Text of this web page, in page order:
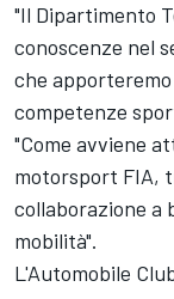
"Il Dipartimento
conoscenze nel
che
competenze
"Come avviene
motorsport FIA,
collaborazione a
mobilità".
L'Automobile